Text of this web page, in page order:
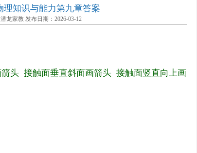
理知识与能力第九章答案
龙家教 发布日期：2026-03-12
头 接触面垂直斜面画箭头 接触面竖直向上画